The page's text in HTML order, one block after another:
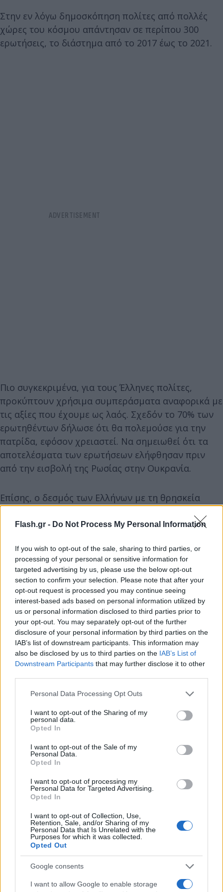
Flash.gr - Do Not Process My Personal Information
If you wish to opt-out of the sale, sharing to third parties, or
processing of your personal or sensitive information for
targeted advertising by us, please use the below opt-out
section to confirm your selection. Please note that after your
opt-out request is processed you may continue seeing
interest-based ads based on personal information utilized by
us or personal information disclosed to third parties prior to
your opt-out. You may separately opt-out of the further
disclosure of your personal information by third parties on the
IAB’s list of downstream participants. This information may
also be disclosed by us to third parties on the IAB’s List of
Downstream Participants that may further disclose it to other
Please note that this website/app uses one or more Google
not limited to your visit or usage behaviour. You may click to
grant or deny consent to Google and its third-party tags to
use your data for below specified purposes in below Google
consent section.
Personal Data Processing Opt Outs
I want to opt-out of the Sharing of my
personal data.
Opted In
I want to opt-out of the Sale of my
Personal Data.
Opted In
I want to opt-out of processing my
Personal Data for Targeted Advertising.
Opted In
I want to opt-out of Collection, Use,
Retention, Sale, and/or Sharing of my
Personal Data that Is Unrelated with the
Purposes for which it was collected.
Opted Out
Google consents
I want to allow Google to enable storage
Στην εν λόγω δημοσκόπηση πολίτες από πολλές
χώρες του κόσμου απάντησαν σε περίπου 300
ερωτήσεις, το διάστημα από το 2017 έως το 2021.
Πιο συγκεκριμένα, για τους Έλληνες πολίτες,
προκύπτουν χρήσιμα συμπεράσματα αναφορικά με
τις αξίες που έχουμε ως λαός. Σχεδόν το 70% των
ερωτηθέντων δήλωσε ότι θα πολεμούσε για την
πατρίδα, εφόσον χρειαστεί. Να σημειωθεί ότι τα
αποτελέσματα των ερωτήσεων ελήφθησαν πριν
από την εισβολή της Ρωσίας στην Ουκρανία.
Επίσης, ο δεσμός των Ελλήνων με τη θρησκεία
εμφανίζεται πολύ ισχυρός, με 9 στους 10 Έλληνες
να πιστεύουν στον Θεό, ενώ το 82% απάντησε ότι η
Ωστόσο, το 35% πηγαίνει στην εκκλησία μόνο σε